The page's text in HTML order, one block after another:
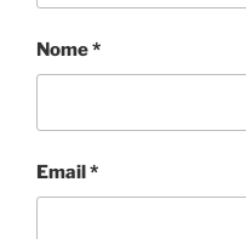
Nome*
Email*